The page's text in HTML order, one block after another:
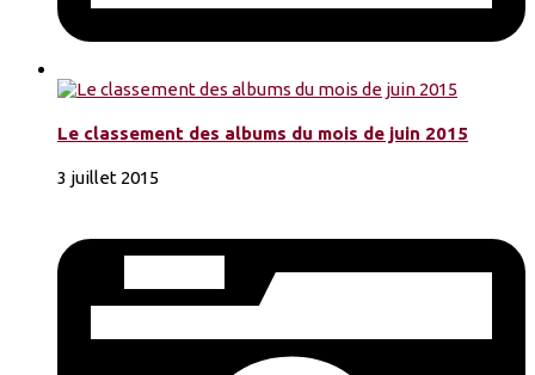
Le classement des albums du mois de juin 2015
3 juillet 2015